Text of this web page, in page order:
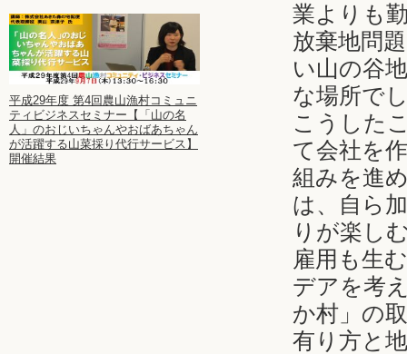
業よりも
放棄地問
い山の谷
な場所で
こうした
て会社を
組みを進
は、自ら
りが楽し
雇用も生
デアを考
か村」の
有り方と
平成29年度 第4回農山漁村コミュニ
ティビジネスセミナー【「山の名
人」のおじいちゃんやおばあちゃん
が活躍する山菜採り代行サービス】
開催結果